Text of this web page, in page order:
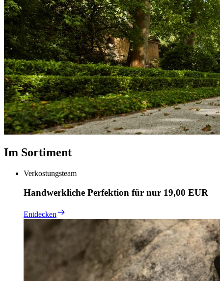
Im Sortiment
Verkostungsteam
Handwerkliche Perfektion für nur 19,00 EUR
Entdecken